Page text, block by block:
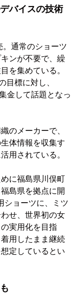
バイスの技術
。通常のショーツ
ンが不要で、繰
を集めている。
目標に対し、
金して話題となっ
のメーカーで、
体情報を収集す
用されている。
に福島県川俣町
島県を拠点に開
ショーツに、ミツ
せ、世界初の女
実用化を目指
用したまま継続
定しているとい